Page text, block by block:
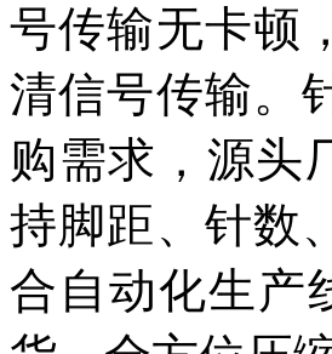
号传输无卡顿
清信号传输。
购需求，源头
持脚距、针数
合自动化生产